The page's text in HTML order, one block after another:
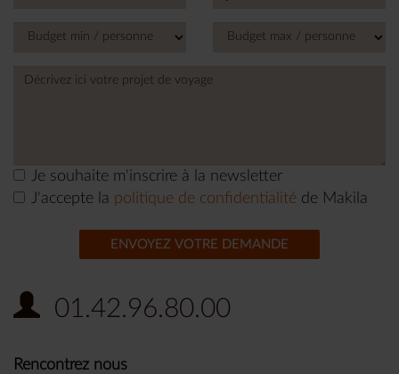
selected
Je souhaite m'inscrire à la newsletter
J'accepte la politique de confidentialité de Makila
ENVOYEZ VOTRE DEMANDE
01.42.96.80.00
Rencontrez nous